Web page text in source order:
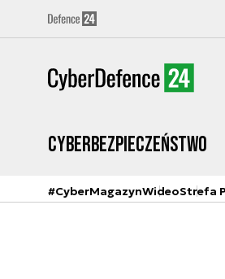
Cyberbezpieczeństwo
#CyberMagazynWideoStrefa